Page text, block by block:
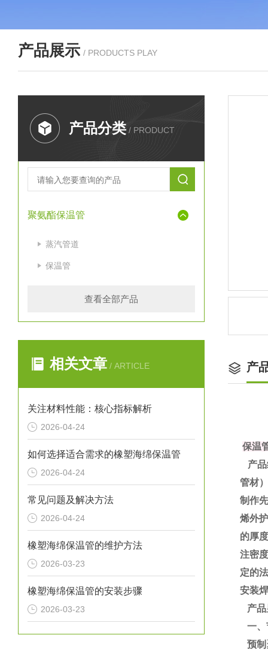
产品展示 / PRODUCTS PLAY
产品分类 / PRODUCT
聚氨酯保温管
蒸汽管道
保温管
查看全部产品
相关文章 / ARTICLE
关注材料性能：核心指标解析
2026-04-24
如何选择适合需求的橡塑海绵保温管
2026-04-24
常见问题及解决方法
2026-04-24
橡塑海绵保温管的维护方法
2026-03-23
橡塑海绵保温管的安装步骤
2026-03-23
产
保温
产品
管材
制作
烯外
的厚
注密
定的
安装
产品
一、
预制